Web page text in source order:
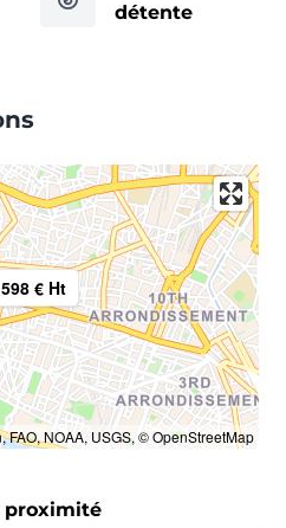
détente
€ Ht
FAO, NOAA, USGS, © OpenStreetMap
proximité